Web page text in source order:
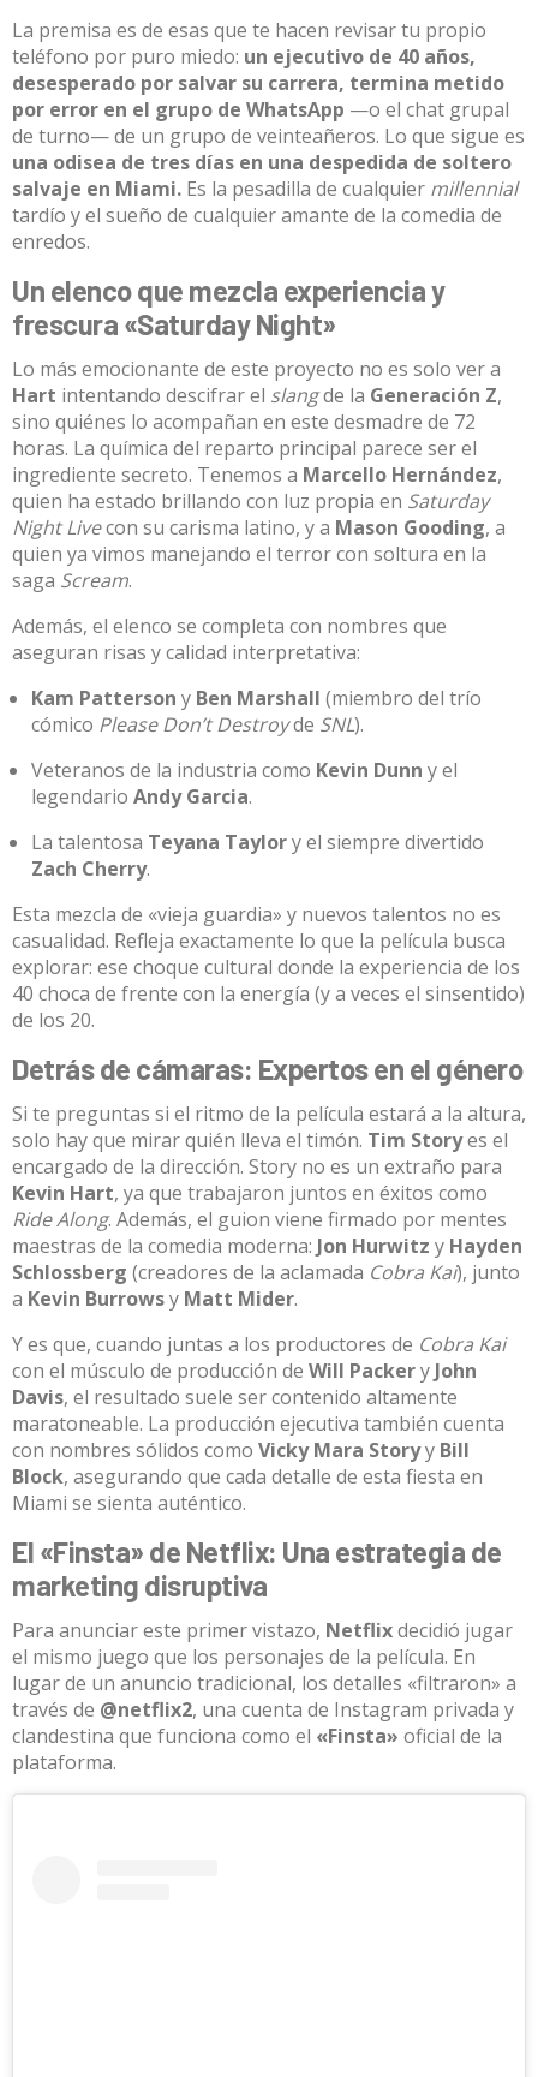
La premisa es de esas que te hacen revisar tu propio
teléfono por puro miedo: un ejecutivo de 40 años,
desesperado por salvar su carrera, termina metido
por error en el grupo de WhatsApp —o el chat grupal
de turno— de un grupo de veinteañeros. Lo que sigue es
una odisea de tres días en una despedida de soltero
salvaje en Miami. Es la pesadilla de cualquier millennial
tardío y el sueño de cualquier amante de la comedia de
enredos.
Un elenco que mezcla experiencia y
frescura «Saturday Night»
Lo más emocionante de este proyecto no es solo ver a
Hart intentando descifrar el slangde la Generación Z,
sino quiénes lo acompañan en este desmadre de 72
horas. La química del reparto principal parece ser el
ingrediente secreto. Tenemos a Marcello Hernández,
quien ha estado brillando con luz propia en Saturday
Night Livecon su carisma latino, y a Mason Gooding, a
quien ya vimos manejando el terror con soltura en la
saga Scream.
Además, el elenco se completa con nombres que
aseguran risas y calidad interpretativa:
Kam Patterson y Ben Marshall (miembro del trío
cómico Please Don’t Destroyde SNL).
Veteranos de la industria como Kevin Dunn y el
legendario Andy Garcia.
La talentosa Teyana Taylory el siempre divertido
Zach Cherry.
Esta mezcla de «vieja guardia» y nuevos talentos no es
casualidad. Refleja exactamente lo que la película busca
explorar: ese choque cultural donde la experiencia de los
40 choca de frente con la energía (y a veces el sinsentido)
de los 20.
Detrás de cámaras: Expertos en el género
Si te preguntas si el ritmo de la película estará a la altura,
solo hay que mirar quién lleva el timón. Tim Storyes el
encargado de la dirección. Story no es un extraño para
Kevin Hart, ya que trabajaron juntos en éxitos como
Ride Along. Además, el guion viene firmado por mentes
maestras de la comedia moderna: Jon Hurwitz y Hayden
Schlossberg (creadores de la aclamada Cobra Kai), junto
a Kevin Burrowsy Matt Mider.
Y es que, cuando juntas a los productores de Cobra Kai
con el músculo de producción de Will Packery John
Davis, el resultado suele ser contenido altamente
maratoneable. La producción ejecutiva también cuenta
con nombres sólidos como Vicky Mara Storyy Bill
Block, asegurando que cada detalle de esta fiesta en
Miami se sienta auténtico.
El «Finsta» de Netflix: Una estrategia de
marketing disruptiva
Para anunciar este primer vistazo, Netflixdecidió jugar
el mismo juego que los personajes de la película. En
lugar de un anuncio tradicional, los detalles «filtraron» a
través de @netflix2, una cuenta de Instagram privada y
clandestina que funciona como el «Finsta» oficial de la
plataforma.